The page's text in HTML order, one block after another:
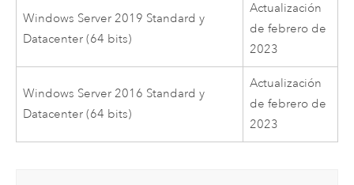
Windows Server 2019 Standard y
Datacenter (64 bits)
Actualización
de febrero de
2023
Windows Server 2016 Standard y
Datacenter (64 bits)
Actualización
de febrero de
2023